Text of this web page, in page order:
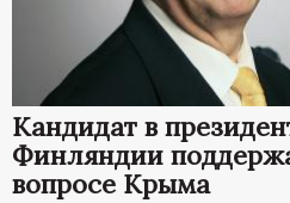
Кандидат в
Финляндии
вопросе Крыма